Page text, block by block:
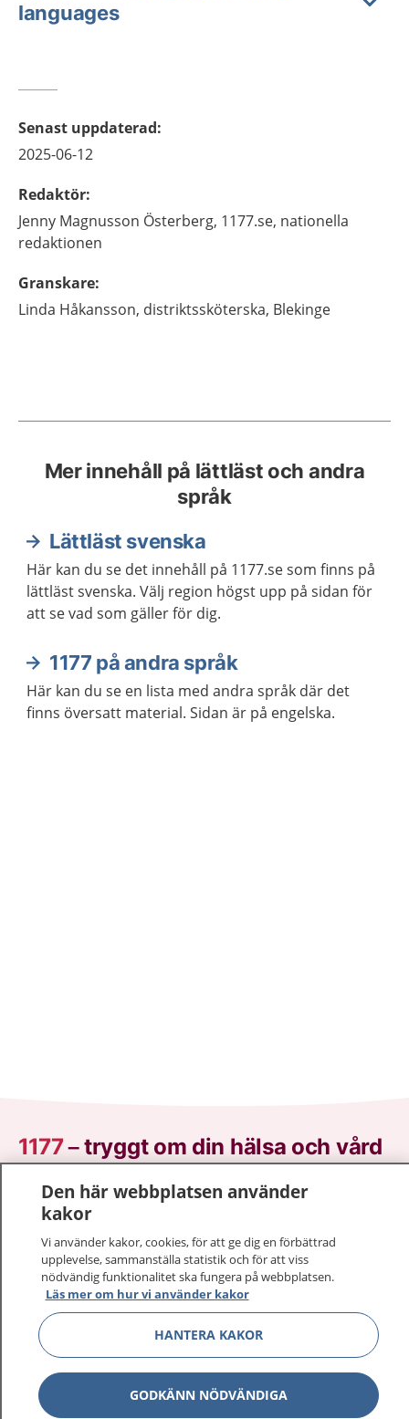
languages
Senast uppdaterad:
2025-06-12
Redaktör:
Jenny Magnusson Österberg, 1177.se, nationella
redaktionen
Granskare:
Linda Håkansson, distriktssköterska, Blekinge
Mer innehåll på lättläst och andra
språk
Lättläst svenska
Här kan du se det innehåll på 1177.se som finns på
lättläst svenska. Välj region högst upp på sidan för
att se vad som gäller för dig.
1177 på andra språk
Här kan du se en lista med andra språk där det
finns översatt material. Sidan är på engelska.
1177–tryggt om din hälsa och vård
På 1177.se får du råd om hälsa och information om
sjukdomar och vilka mottagningar du kan kontakta.
Logga in för att läsa din journal och göra dina
vårdärenden. Ring telefonnummer 1177 för
sjukvårdsrådgivning dygnet runt.
1177 ger dig råd när du vill må bättre.
Visa
Den här webbplatsen använder
kakor
Vi använder kakor, cookies, för att ge dig en förbättrad
upplevelse, sammanställa statistik och för att viss
nödvändig funktionalitet ska fungera på webbplatsen.
Läs mer om hur vi använder kakor
HANTERA KAKOR
GODKÄNN NÖDVÄNDIGA